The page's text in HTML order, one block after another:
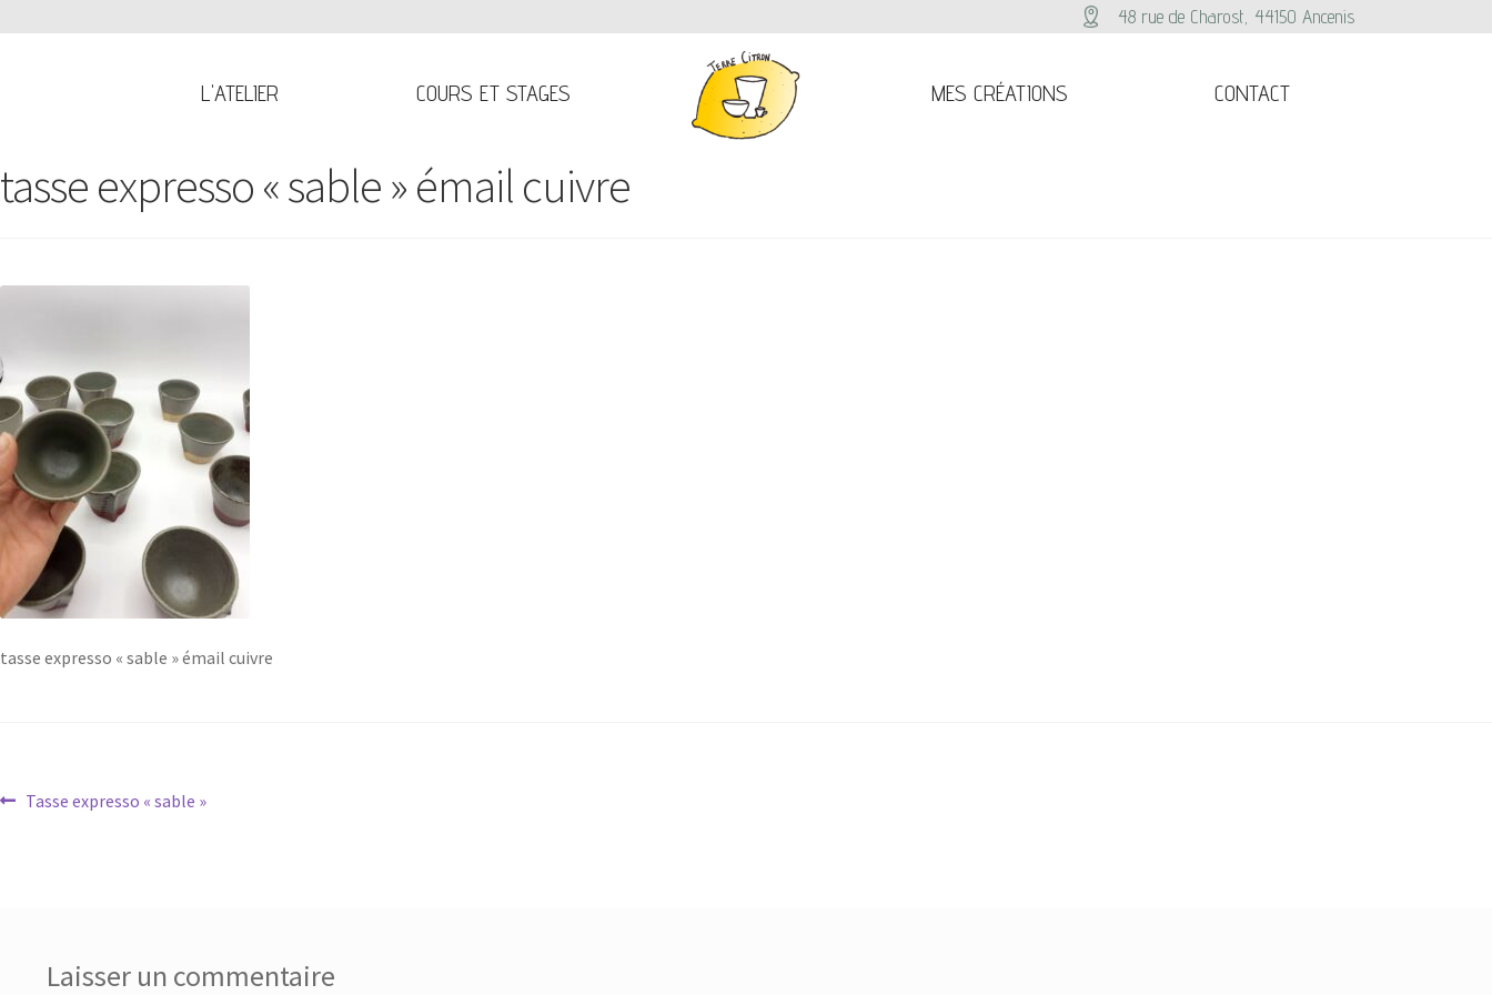
48 rue de Charost, 44150 Ancenis
L'ATELIER COURS ET STAGES MES CRÉATIONS CONTACT
tasse expresso « sable » émail cuivre
tasse expresso « sable » émail cuivre
Tasse expresso « sable »
Laisser un commentaire